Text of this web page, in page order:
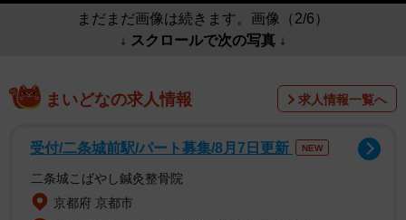
まだまだ画像は続きます。画像（2/6）
↓ スクロールで次の写真 ↓
まいどなの求人情報 求人情報一覧へ
受付/二条城前駅/パート募集/8月7日更新 NEW
二条城こばやし鍼灸整骨院
京都府 京都市